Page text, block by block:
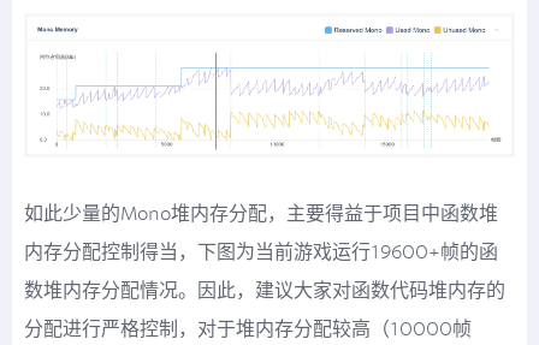
如此少量的Mono堆内存分配，主要得益于项目中函数堆
内存分配控制得当，下图为当前游戏运行19600+帧的函
数堆内存分配情况。因此，建议大家对函数代码堆内存的
分配进行严格控制，对于堆内存分配较高（10000帧